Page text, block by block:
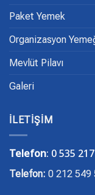
Paket Yemek
Organizasyon
Mevlüt Pilavı
Galeri
İLETIŞIM
Telefon: 0 535
Telefon: 0 212 549